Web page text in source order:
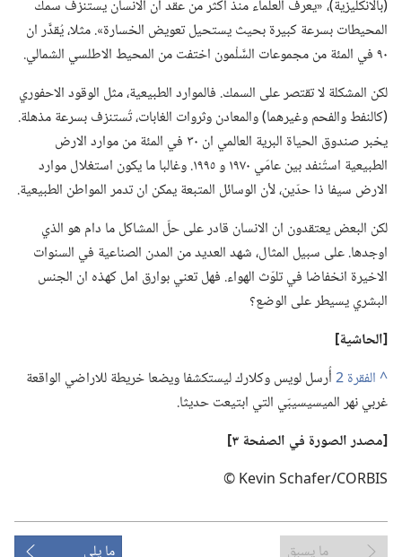
‏(‏بالانكليزية)‏،‏ «يعرف العلماء منذ اكثر من عقد ان الانسان يستنزف سمك
المحيطات بسرعة كبيرة بحيث يستحيل تعويض الخسارة».‏ مثلا،‏ يُقدَّر ان
٩٠ في المئة من مجموعات السَّلْمون اختفت من المحيط الاطلسي الشمالي.‏
لكن المشكلة لا تقتصر على السمك.‏ فالموارد الطبيعية،‏ مثل الوقود الاحفوري
(‏كالنفط والفحم وغيرهما)‏ والمعادن وثروات الغابات،‏ تُستنزف بسرعة مذهلة.‏
يخبر صندوق الحياة البرية العالمي ان ٣٠ في المئة من موارد الارض
الطبيعية استُنفد بين عامَي ١٩٧٠ و ١٩٩٥.‏ وغالبا ما يكون استغلال موارد
الارض سيفا ذا حدّين،‏ لأن الوسائل المتبعة يمكن ان تدمر المواطن الطبيعية.‏
لكن البعض يعتقدون ان الانسان قادر على حلّ المشاكل ما دام هو الذي
اوجدها.‏ على سبيل المثال،‏ شهد العديد من المدن الصناعية في السنوات
الاخيرة انخفاضا في تلوّث الهواء.‏ فهل تعني بوارق امل كهذه ان الجنس
البشري يسيطر على الوضع؟‏
‏[الحاشية]‏
^
أُرسل لويس وكلارك ليستكشفا ويضعا خريطة للاراضي الواقعة
غربي نهر الميسيسيبّي التي ابتيعت حديثا.‏
‏[مصدر الصورة في الصفحة ٣]‏
Kevin Schafer/CORBIS ©
ما يسبق ما يلي